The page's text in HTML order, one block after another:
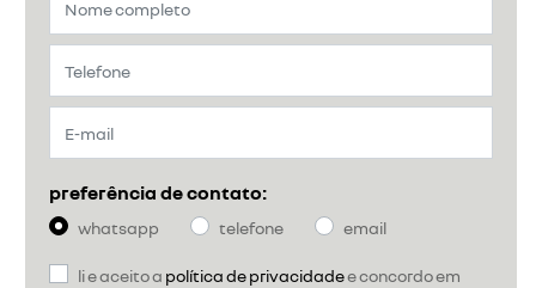
preferência de contato:
whatsapp telefone email
li e aceito a política de privacidadee concordo em